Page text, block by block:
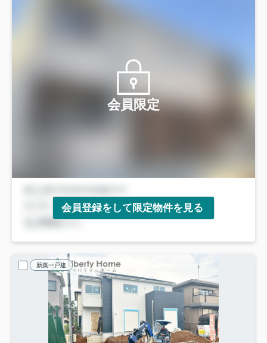
会員限定
会員登録をして限定物件を見る
新築一戸建